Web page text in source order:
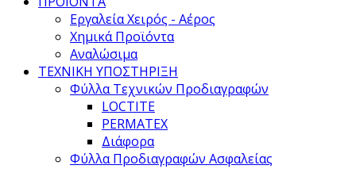
Εργαλεία Χειρός - Αέρος
Χημικά Προϊόντα
Αναλώσιμα
ΤΕΧΝΙΚΗ ΥΠΟΣΤΗΡΙΞΗ
Φύλλα Τεχνικών Προδιαγραφών
LOCTITE
PERMATEX
Διάφορα
Φύλλα Προδιαγραφών Ασφαλείας